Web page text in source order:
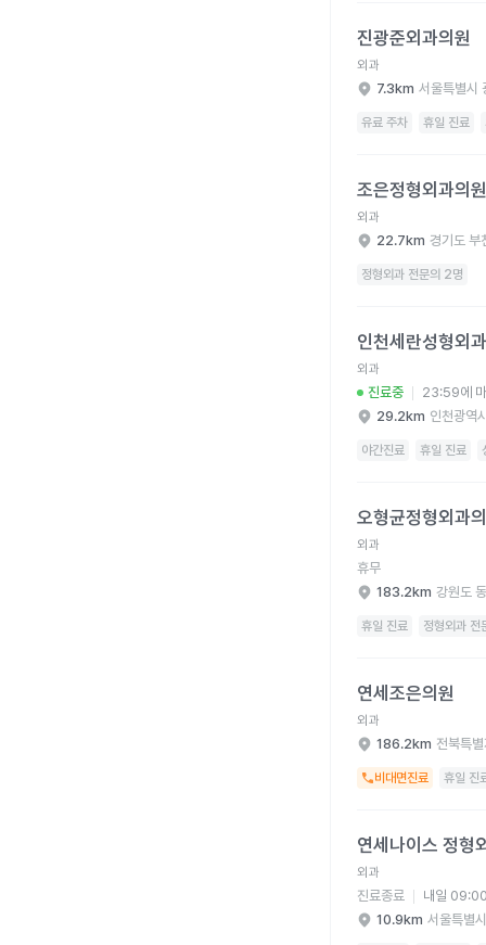
진광준외과의원
외과
7.3km 서울특별시
유료 주차 휴일 진료
조은정형외과의원
외과
22.7km 경기도 부
정형외과 전문의 2명
인천세란성형외
외과
진료중
23:59에
29.2km 인천광역
야간진료 휴일 진료
오형균정형외과
외과
휴무
183.2km 강원도
휴일 진료 정형외과 전
연세조은의원
외과
186.2km 전북특
비대면진료 휴일 진
연세나이스 정형
외과
진료종료
내일
10.9km 서울특별